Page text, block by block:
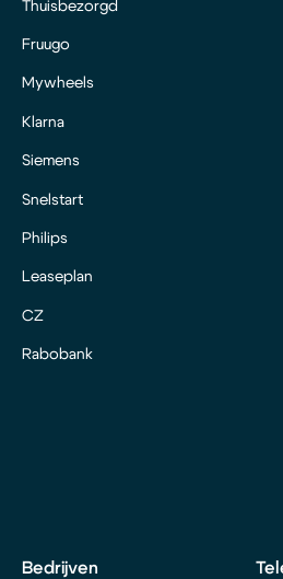
Thuisbezorgd
Fruugo
Mywheels
Klarna
Siemens
Snelstart
Philips
Leaseplan
CZ
Rabobank
Bedrijven